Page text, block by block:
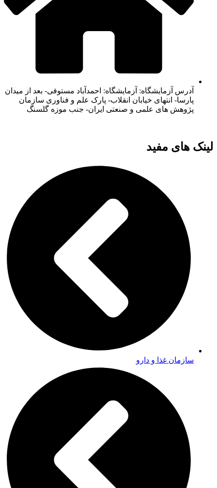
آدرس آزمایشگاه: آزمایشگاه: احمدآباد مستوفی- بعد از میدان
پارسا- انتهای خیابان انقلاب- پارک علم و فناوری سازمان
پژوهش های علمی و صنعتی ایران- جنب موزه گلسنگ
لینک های مفید
سازمان غذا و دارو